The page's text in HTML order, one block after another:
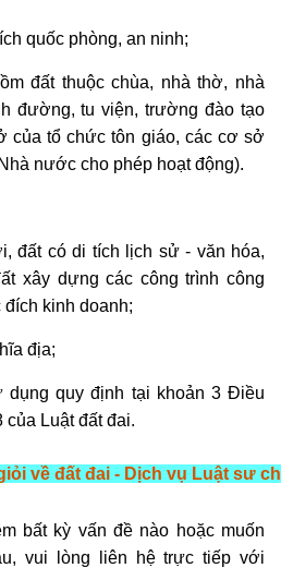
quốc phòng, an ninh;
đất thuộc chùa, nhà thờ, nhà
đường, tu viện, trường đào tạo
của tổ chức tôn giáo, các cơ sở
nước cho phép hoạt động).
đất có di tích lịch sử - văn hóa,
xây dựng các công trình công
kinh doanh;
địa;
quy định tại khoản 3 Điều
của Luật đất đai.
về đất đai - Dịch vụ Luật sư
bất kỳ vấn đề nào hoặc muốn
vui lòng liên hệ trực tiếp với